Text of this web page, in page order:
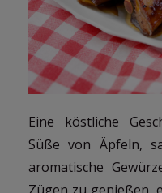
Eine köstliche
Süße von Äpfeln,
aromatische